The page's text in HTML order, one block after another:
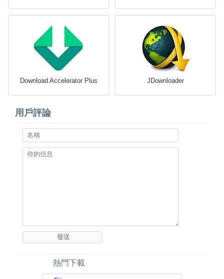
Download Accelerator Plus JDownloader
用戶評論
熱門下載